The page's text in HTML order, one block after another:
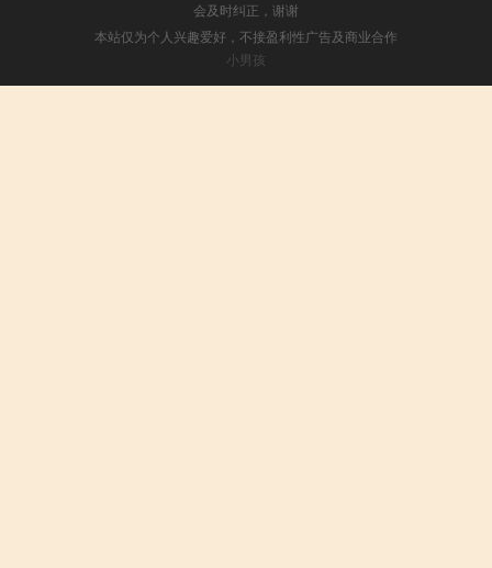
会及时纠正，谢谢
本站仅为个人兴趣爱好，不接盈利性广告及商业合作
小男孩